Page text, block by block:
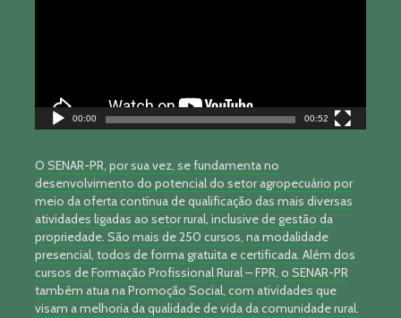
00:00 00:52
O SENAR-PR, por sua vez, se fundamenta no
desenvolvimento do potencial do setor agropecuário por
meio da oferta contínua de qualificação das mais diversas
atividades ligadas ao setor rural, inclusive de gestão da
propriedade. São mais de 250 cursos, na modalidade
presencial, todos de forma gratuita e certificada. Além dos
cursos de Formação Profissional Rural – FPR, o SENAR-PR
também atua na Promoção Social, com atividades que
visam a melhoria da qualidade de vida da comunidade rural.